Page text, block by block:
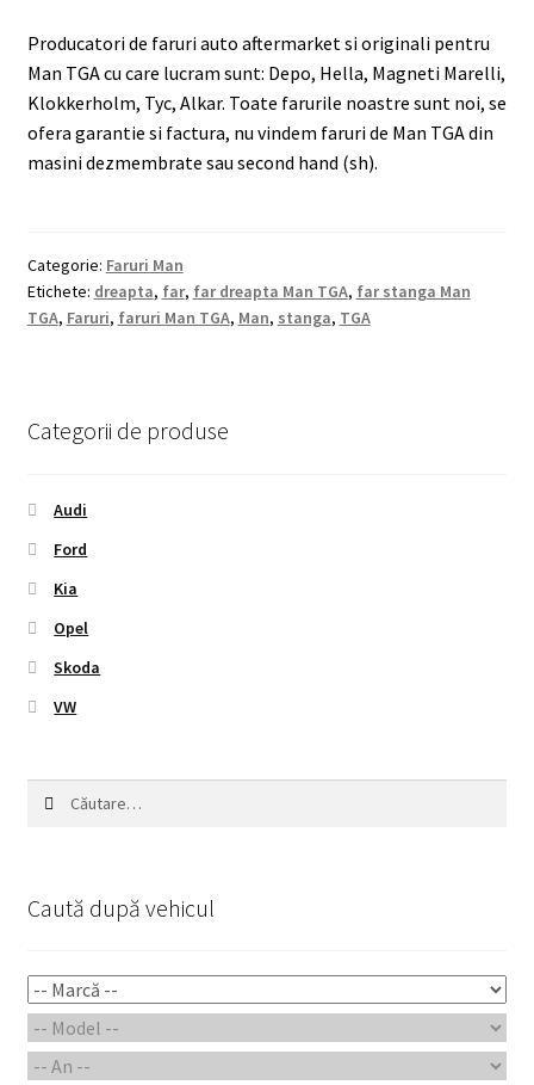
Producatori de faruri auto aftermarket si originali pentru
Man TGA cu care lucram sunt: Depo, Hella, Magneti Marelli,
Klokkerholm, Tyc, Alkar. Toate farurile noastre sunt noi, se
ofera garantie si factura, nu vindem faruri de Man TGA din
masini dezmembrate sau second hand (sh).
Categorie: Faruri Man
Etichete: dreapta, far, far dreapta Man TGA, far stanga Man
TGA, Faruri, faruri Man TGA, Man, stanga, TGA
Categorii de produse
Audi
Ford
Kia
Opel
Skoda
VW
Caută după vehicul